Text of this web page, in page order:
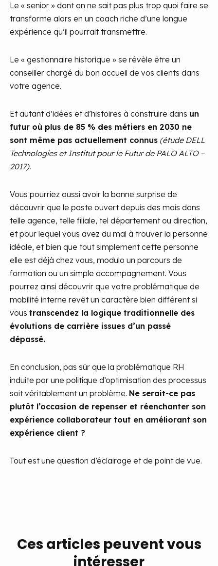
Le « senior » dont on ne sait pas plus trop quoi faire se
transforme alors en un coach riche d’une longue
expérience qu’il pourrait transmettre.
Le « gestionnaire historique » se révèle être un
conseiller chargé du bon accueil de vos clients dans
votre agence.
Et autant d’idées et d’histoires à construire dans un
futur où plus de 85 % des métiers en 2030 ne
sont même pas actuellement connus (étude DELL
Technologies et Institut pour le Futur de PALO ALTO –
2017).
Vous pourriez aussi avoir la bonne surprise de
découvrir que le poste ouvert depuis des mois dans
telle agence, telle filiale, tel département ou direction,
et pour lequel vous avez du mal à trouver la personne
idéale, et bien que tout simplement cette personne
elle est déjà chez vous, modulo un parcours de
formation ou un simple accompagnement. Vous
pourrez ainsi découvrir que votre problématique de
mobilité interne revêt un caractère bien différent si
vous transcendez la logique traditionnelle des
évolutions de carrière issues d’un passé
dépassé.
En conclusion, pas sûr que la problématique RH
induite par une politique d’optimisation des processus
soit véritablement un problème. Ne serait-ce pas
plutôt l’occasion de repenser et réenchanter son
expérience collaborateur tout en améliorant son
expérience client ?
Tout est une question d’éclairage et de point de vue.
Ces articles peuvent vous
intéresser